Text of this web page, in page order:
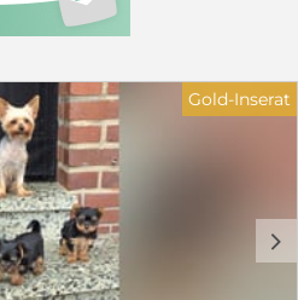
Erbkrankheiten getestet.
selbstverständlich einen
neues Zuhause. Wir
nicht einfach nur einen
sondern einen echten
Schreiben Sie
sende ich Ihnen
Ihnen mehr über
beantworte gerne Ihre
d
Gold-Inserat